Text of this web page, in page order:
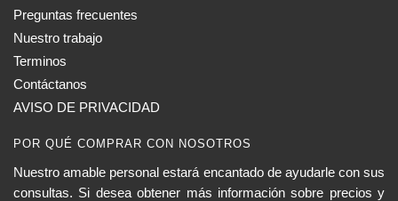
Preguntas frecuentes
Nuestro trabajo
Terminos
Contáctanos
AVISO DE PRIVACIDAD
POR QUÉ COMPRAR CON NOSOTROS
Nuestro amable personal estará encantado de ayudarle con sus
consultas. Si desea obtener más información sobre precios y